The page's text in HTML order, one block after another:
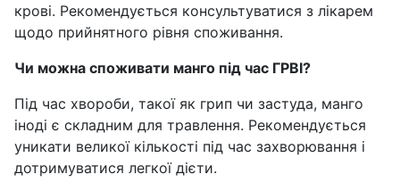
крові. Рекомендується консультуватися з лікарем
щодо прийнятного рівня споживання.
Чи можна споживати манго під час ГРВІ?
Під час хвороби, такої як грип чи застуда, манго
іноді є складним для травлення. Рекомендується
уникати великої кількості під час захворювання і
дотримуватися легкої дієти.